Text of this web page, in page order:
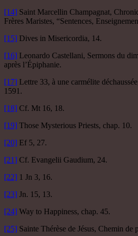
[14] Saint Marcellin Champagnat,
Frères Maristes, “Sentences,
[15] Dives in Misericordia, 14.
[16] Leonardo Castellani, Sermons du
après l’Épiphanie.
[17] Lettre 33, à une carmélite
1591.
[18] Cf. Mt 16, 18.
[19] Those Mysterious Priests, chap. 10.
[20] Ef 5, 27.
[21] Cf. Evangelii Gaudium, 24.
[22] 1 Jn 3, 16.
[23] Jn. 15, 13.
[24] Way to Happiness, chap. 45.
[25] Sainte Thérèse de Jésus, Chemin